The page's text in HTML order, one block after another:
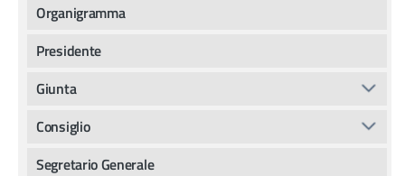
Organigramma
Presidente
Giunta
Consiglio
Segretario Generale